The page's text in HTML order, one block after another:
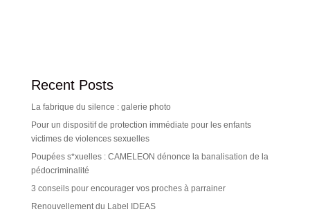
Recent Posts
La fabrique du silence : galerie photo
Pour un dispositif de protection immédiate pour les enfants
victimes de violences sexuelles
Poupées s*xuelles : CAMELEON dénonce la banalisation de la
pédocriminalité
3 conseils pour encourager vos proches à parrainer
Renouvellement du Label IDEAS